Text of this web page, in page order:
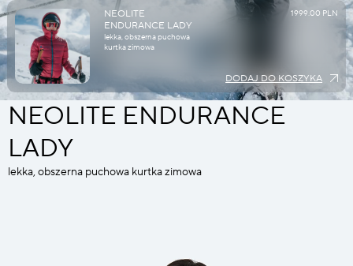
NEOLITE
ENDURANCE LADY
lekka, obszerna puchowa
kurtka zimowa
1999.00 PLN
DODAJ DO KOSZYKA
NEOLITE ENDURANCE
LADY
lekka, obszerna puchowa kurtka zimowa